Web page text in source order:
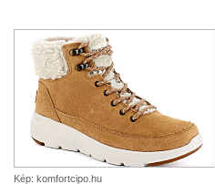
Kép: komfortcipo.hu